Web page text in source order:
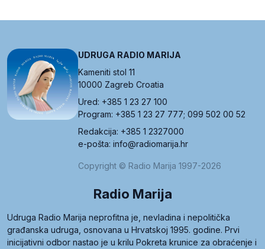
UDRUGA RADIO MARIJA
Kameniti stol 11
10000 Zagreb Croatia
Ured: +385 1 23 27 100
Program: +385 1 23 27 777; 099 502 00 52
Redakcija: +385 1 2327000
e-pošta: info@radiomarija.hr
Copyright © Radio Marija 1997-2026
Radio Marija
Udruga Radio Marija neprofitna je, nevladina i nepolitička
građanska udruga, osnovana u Hrvatskoj 1995. godine. Prvi
inicijativni odbor nastao je u krilu Pokreta krunice za obraćenje i